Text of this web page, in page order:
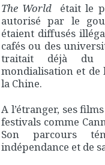
The World était le
autorisé par le
étaient diffusés
cafés ou des
traitait déjà du
mondialisation et de
la Chine.
A l’étranger, ses
festivals comme
Son parcours
indépendance et de